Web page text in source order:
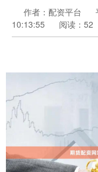
作者：配资平台
10:13:55
阅读：52